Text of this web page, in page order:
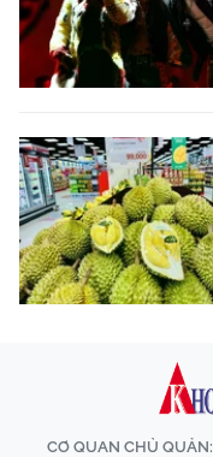
CƠ QUAN CHỦ QUẢN: